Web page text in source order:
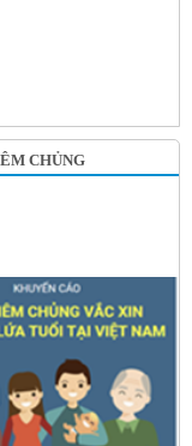
CHỦNG